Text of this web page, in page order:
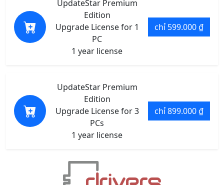
UpdateStar Premium
Edition
Upgrade License for 1
PC
1 year license
chỉ 599.000 ₫
UpdateStar Premium
Edition
Upgrade License for 3
PCs
1 year license
chỉ 899.000 ₫